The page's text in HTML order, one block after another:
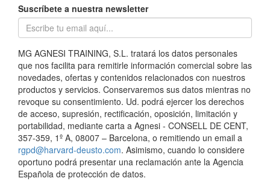
Suscríbete a nuestra newsletter
MG AGNESI TRAINING, S.L. tratará los datos personales
que nos facilita para remitirle información comercial sobre las
novedades, ofertas y contenidos relacionados con nuestros
productos y servicios. Conservaremos sus datos mientras no
revoque su consentimiento. Ud. podrá ejercer los derechos
de acceso, supresión, rectificación, oposición, limitación y
portabilidad, mediante carta a Agnesi - CONSELL DE CENT,
357-359, 1º A, 08007 – Barcelona, o remitiendo un email a
rgpd@harvard-deusto.com. Asimismo, cuando lo considere
oportuno podrá presentar una reclamación ante la Agencia
Española de protección de datos.